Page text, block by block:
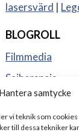
Hantera samtycke
vi teknik som
till dessa tekniker
lasersvärd |
BLOGROLL
Filmmedia
Sajberspejs
Strange things